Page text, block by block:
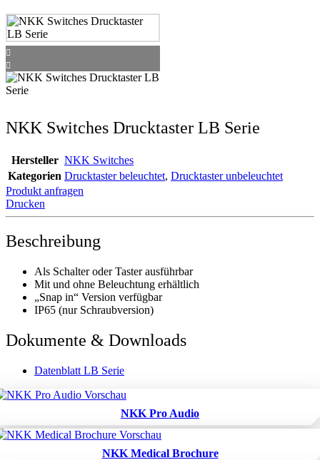
NKK Switches Drucktaster LB Serie
Hersteller NKK Switches
Kategorien Drucktaster beleuchtet, Drucktaster unbeleuchtet
Produkt anfragen
Drucken
Beschreibung
Als Schalter oder Taster ausführbar
Mit und ohne Beleuchtung erhältlich
„Snap in“ Version verfügbar
IP65 (nur Schraubversion)
Dokumente & Downloads
Datenblatt LB Serie
NKK Pro Audio
NKK Medical Brochure